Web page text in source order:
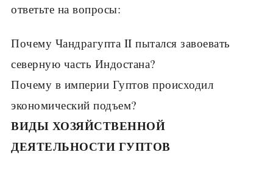
ответьте на вопросы:
Почему Чандрагупта II пытался завоевать
северную часть Индостана?
Почему в империи Гуптов происходил
экономический подъем?
ВИДЫ ХОЗЯЙСТВЕННОЙ
ДЕЯТЕЛЬНОСТИ ГУПТОВ